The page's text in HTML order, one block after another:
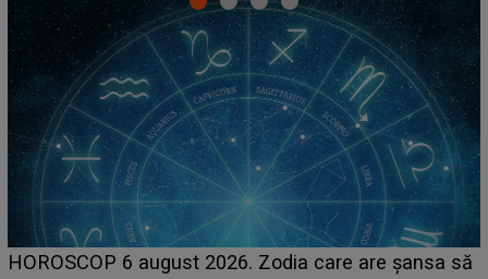
Zodia care are șansa să LINE-UP UNTOLD ONE,